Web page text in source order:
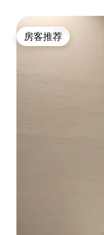
房客推荐
房客推荐